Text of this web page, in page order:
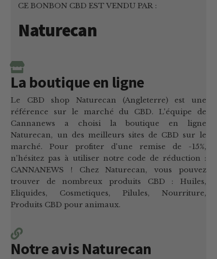
CE BONBON CBD EST VENDU PAR :
Naturecan
La boutique en ligne
Le CBD shop Naturecan (Angleterre) est une
référence sur le marché du CBD. L'équipe de
Cannanews a choisi la boutique en ligne
Naturecan, un des meilleurs sites de CBD sur le
marché. Pour profiter d'une remise de -15%,
n'hésitez pas à utiliser notre code de réduction :
CANNANEWS ! Chez Naturecan, vous pouvez
trouver de nombreux produits CBD : Huiles,
Eliquides, Cosmetiques, Pilules, Nourriture,
Produits CBD pour animaux.
Notre avis Naturecan